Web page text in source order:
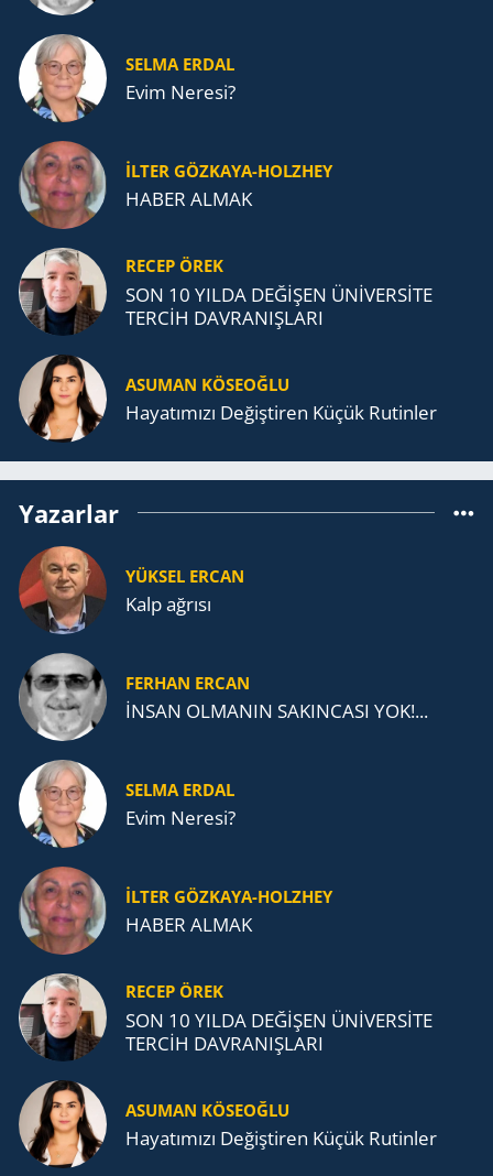
SELMA ERDAL
Evim Neresi?
İLTER GÖZKAYA-HOLZHEY
HABER ALMAK
RECEP ÖREK
SON 10 YILDA DEĞİŞEN ÜNİVERSİTE
TERCİH DAVRANIŞLARI
ASUMAN KÖSEOĞLU
Ha­ya­tı­mı­zı De­ğiş­ti­ren Küçük Ru­tin­ler
Yazarlar
YÜKSEL ERCAN
Kalp ağrısı
FERHAN ERCAN
İNSAN OLMANIN SAKINCASI YOK!...
SELMA ERDAL
Evim Neresi?
İLTER GÖZKAYA-HOLZHEY
HABER ALMAK
RECEP ÖREK
SON 10 YILDA DEĞİŞEN ÜNİVERSİTE
TERCİH DAVRANIŞLARI
ASUMAN KÖSEOĞLU
Ha­ya­tı­mı­zı De­ğiş­ti­ren Küçük Ru­tin­ler